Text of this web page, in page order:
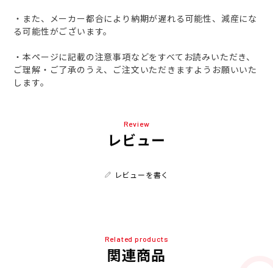
・また、メーカー都合により納期が遅れる可能性、減産にな
る可能性がございます。
・本ページに記載の注意事項などをすべてお読みいただき、
ご理解・ご了承のうえ、ご注文いただきますようお願いいた
します。
Review
レビュー
レビューを書く
Related products
関連商品